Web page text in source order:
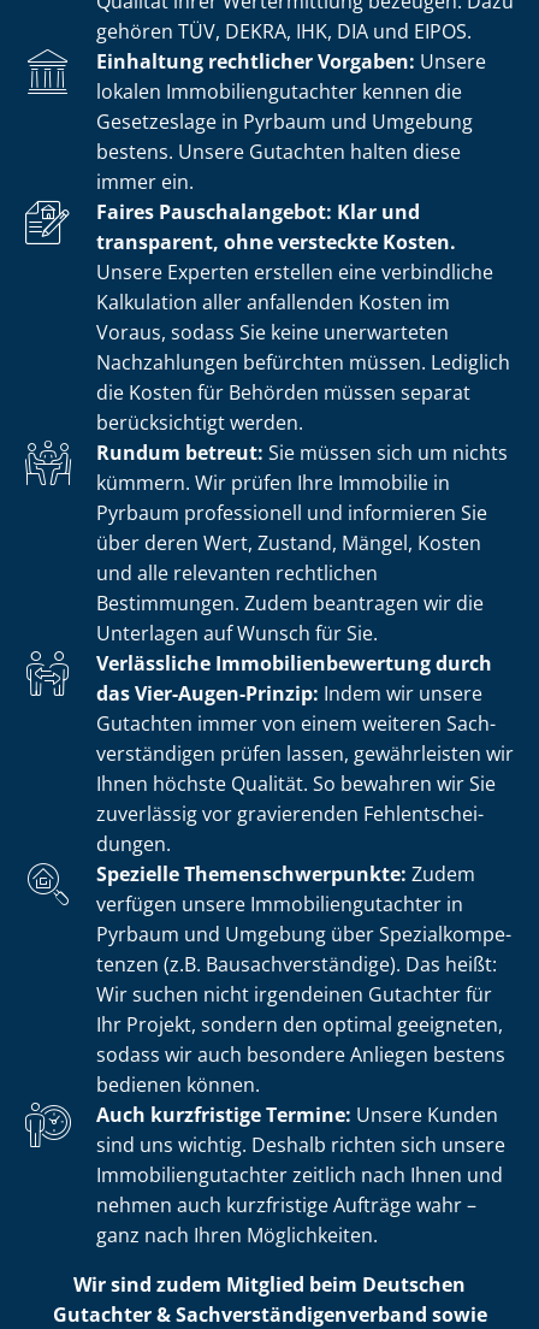
gehören TÜV, DEKRA, IHK, DIA und EIPOS.
Einhaltung rechtlicher Vorgaben: Unsere
lokalen Im­mo­bi­li­en­gut­ach­ter kennen die
Gesetzeslage in Pyrbaum und Umgebung
bestens. Unsere Gutachten halten diese
immer ein.
Faires Pauschalangebot: Klar und
transparent, ohne versteckte Kosten.
Unsere Experten erstellen eine verbindliche
Kalkulation aller anfallenden Kosten im
Voraus, sodass Sie keine unerwarteten
Nachzahlungen befürchten müssen. Lediglich
die Kosten für Behörden müssen separat
berücksichtigt werden.
Rundum betreut: Sie müssen sich um nichts
kümmern. Wir prüfen Ihre Immobilie in
Pyrbaum professionell und informieren Sie
über deren Wert, Zustand, Mängel, Kosten
und alle relevanten rechtlichen
Bestimmungen. Zudem beantragen wir die
Unterlagen auf Wunsch für Sie.
Verlässliche Im­mo­bi­li­en­be­wer­tung durch
das Vier-Augen-Prinzip: Indem wir unsere
Gutachten immer von einem weiteren Sach­
ver­stän­di­gen prüfen lassen, gewährleisten wir
Ihnen höchste Qualität. So bewahren wir Sie
zuverlässig vor gravierenden Fehl­ent­schei­
dun­gen.
Spezielle The­men­schwer­punk­te: Zudem
verfügen unsere Im­mo­bi­li­en­gut­ach­ter in
Pyrbaum und Umgebung über Spe­zi­al­kom­pe­
ten­zen (z.B. Bau­sach­ver­stän­di­ge). Das heißt:
Wir suchen nicht irgendeinen Gutachter für
Ihr Projekt, sondern den optimal geeigneten,
sodass wir auch besondere Anliegen bestens
bedienen können.
Auch kurzfristige Termine: Unsere Kunden
sind uns wichtig. Deshalb richten sich unsere
Im­mo­bi­li­en­gut­ach­ter zeitlich nach Ihnen und
nehmen auch kurzfristige Aufträge wahr –
ganz nach Ihren Möglichkeiten.
Wir sind zudem Mitglied beim Deutschen
Gutachter & Sach­ver­stän­di­gen­ver­band sowie